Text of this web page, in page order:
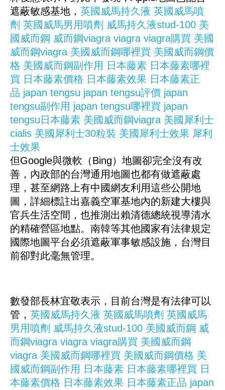
遮蔽敏感基地， 英國威馬持久液 英國威馬噴
劑 英國威馬男用噴劑 威馬持久液stud-100 美
國威而鋼 威而鋼viagra viagra viagra購買 美國
威而鋼viagra 美國威而鋼哪裡買 美國威而鋼價
格 美國威而鋼副作用 日本藤素 日本藤素哪裡
買 日本藤素價格 日本藤素效果 日本藤素正
品 japan tengsu japan tengsu評價 japan
tengsu副作用 japan tengsu哪裡買 japan
tengsu日本藤素 美國威而鋼viagra 美國犀利士
cialis 美國犀利士30粒裝 美國犀利士效果 犀利
士效果
但Google與微軟（Bing）地圖卻完全沒有改
善，內政部的台灣通用地圖也都有做遮蔽處
理，甚至網路上有中國網友利用這些公開地
圖，詳細標註出嘉義空軍基地內的新建大樓與
官兵生活空間，也推測出賴清德總統視導清水
的精確營區地點。南韓等其他國家有法律規定
國際地圖平台必須遮蔽軍事敏感設施，台灣目
前卻對此毫無管理。
數發部長林宜敬表示，目前台灣是有法律可以
管， 英國威馬持久液 英國威馬噴劑 英國威馬
男用噴劑 威馬持久液stud-100 美國威而鋼 威
而鋼viagra viagra viagra購買 美國威而鋼
viagra 美國威而鋼哪裡買 美國威而鋼價格 美
國威而鋼副作用 日本藤素 日本藤素哪裡買 日
本藤素價格 日本藤素效果 日本藤素正品 japan